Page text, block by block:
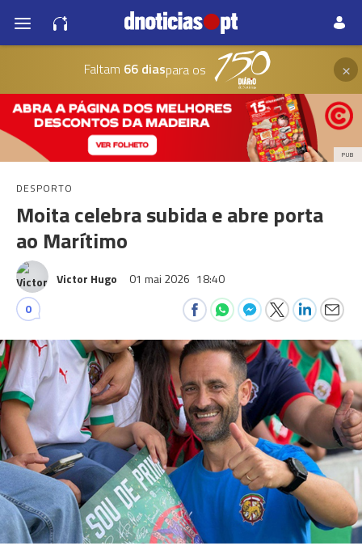
Faltam 66 diaspara os ×
PUB
DESPORTO
Moita celebra subida e abre porta
ao Marítimo
Victor Hugo 01 mai 2026 18:40
0